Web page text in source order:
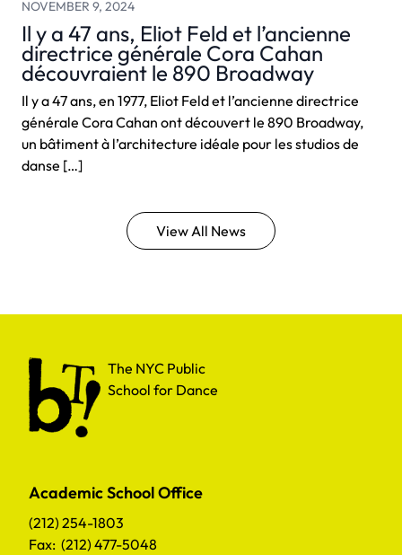
NOVEMBER 9, 2024
Il y a 47 ans, Eliot Feld et l’ancienne
directrice générale Cora Cahan
découvraient le 890 Broadway
Il y a 47 ans, en 1977, Eliot Feld et l’ancienne directrice
générale Cora Cahan ont découvert le 890 Broadway,
un bâtiment à l’architecture idéale pour les studios de
danse […]
View All News
The NYC Public School for Dance
The NYC Public
School for Dance
Academic School Office
(212) 254-1803
Fax: (212) 477-5048